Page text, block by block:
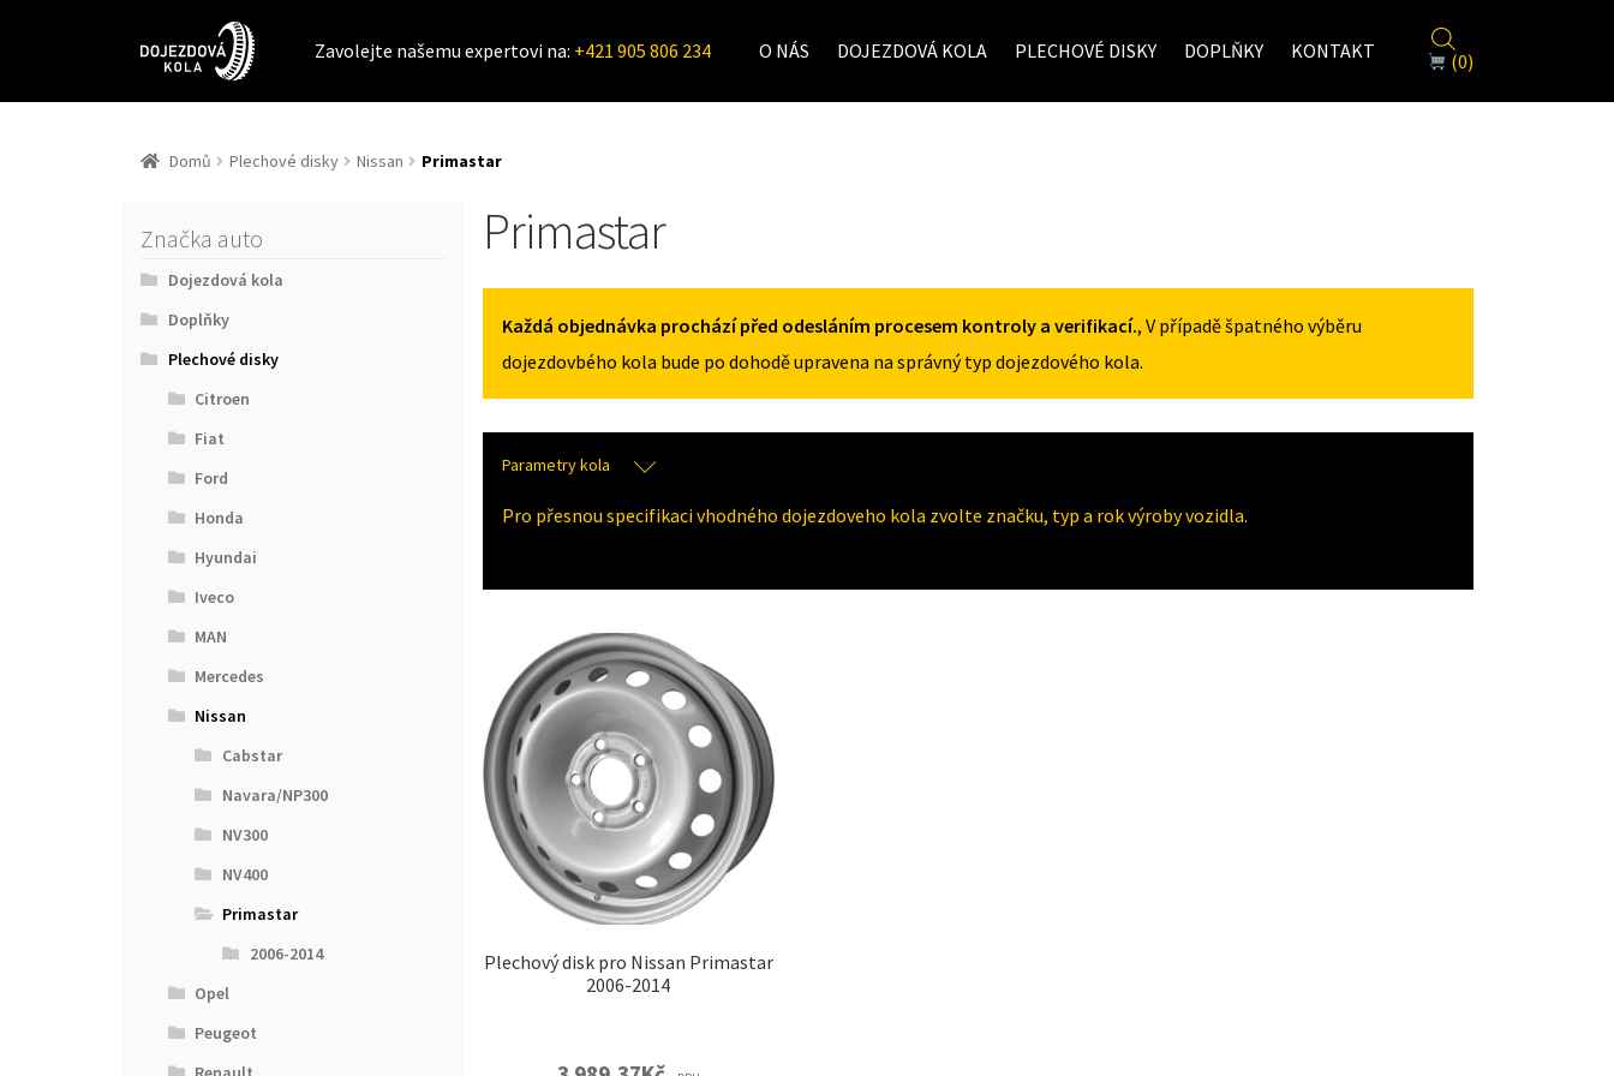
Zavolejte našemu expertovi na: +421 905 806 234 O NÁS DOJEZDOVÁ KOLA PLECHOVÉ DISKY DOPLŇKY KONTAKT (0)
Domů Plechové disky Nissan Primastar
Značka auto
Dojezdová kola
Doplňky
Plechové disky
Citroen
Fiat
Ford
Honda
Hyundai
Iveco
MAN
Mercedes
Nissan
Cabstar
Navara/NP300
NV300
NV400
Primastar
2006-2014
Opel
Peugeot
Primastar
Každá objednávka prochází před odesláním procesem kontroly a verifikací., V případě špatného výběru
dojezdovbého kola bude po dohodě upravena na správný typ dojezdového kola.
Parametry kola
Pro přesnou specifikaci vhodného dojezdoveho kola zvolte značku, typ a rok výroby vozidla.
Plechový disk pro Nissan Primastar
2006-2014